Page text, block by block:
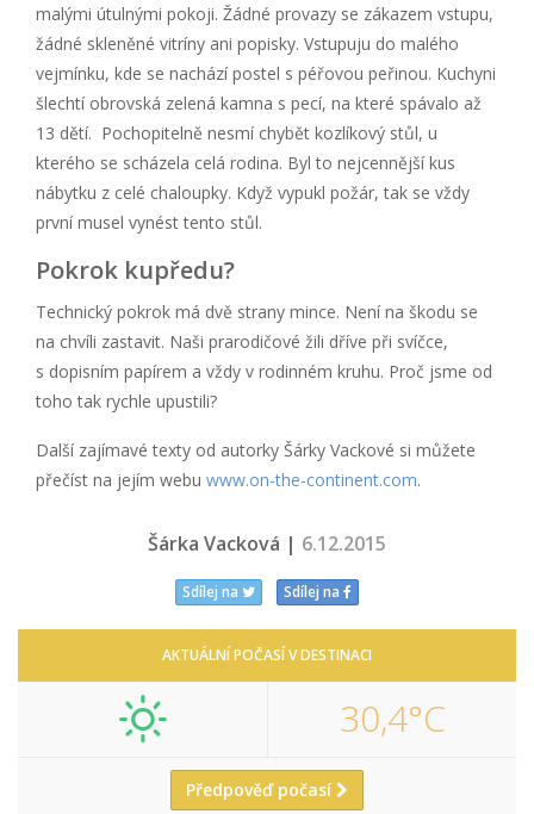
malými útulnými pokoji. Žádné provazy se zákazem vstupu,
žádné skleněné vitríny ani popisky. Vstupuju do malého
vejmínku, kde se nachází postel s péřovou peřinou. Kuchyni
šlechtí obrovská zelená kamna s pecí, na které spávalo až
13 dětí. Pochopitelně nesmí chybět kozlíkový stůl, u
kterého se scházela celá rodina. Byl to nejcennější kus
nábytku z celé chaloupky. Když vypukl požár, tak se vždy
první musel vynést tento stůl.
Pokrok kupředu?
Technický pokrok má dvě strany mince. Není na škodu se
na chvíli zastavit. Naši prarodičové žili dříve při svíčce,
s dopisním papírem a vždy v rodinném kruhu. Proč jsme od
toho tak rychle upustili?
Další zajímavé texty od autorky Šárky Vackové si můžete
přečíst na jejím webu www.on-the-continent.com.
Šárka Vacková | 6.12.2015
Sdílej na Sdílej na
AKTUÁLNÍ POČASÍ V DESTINACI
30,4°C
Předpověď počasí